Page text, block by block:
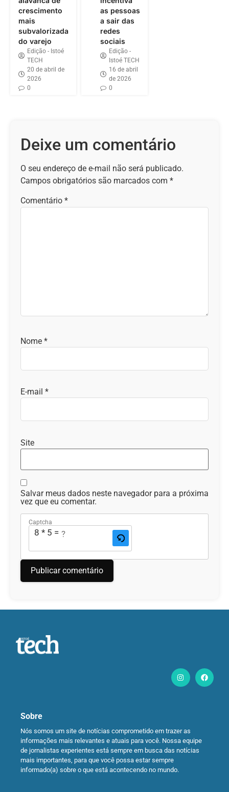
crescimento
mais
subvalorizada
do varejo
Edição - Istoé
TECH
20 de abril de
2026
0
as pessoas
a sair das
redes
sociais
Edição -
Istoé TECH
16 de abril
de 2026
0
Deixe um comentário
O seu endereço de e-mail não será publicado.
Campos obrigatórios são marcados com *
Comentário *
Nome *
E-mail *
Site
Salvar meus dados neste navegador para a próxima
vez que eu comentar.
Captcha
8 * 5 = ?
Sobre
Nós somos um site de notícias comprometido em trazer as
informações mais relevantes e atuais para você. Nossa equipe
de jornalistas experientes está sempre em busca das notícias
mais importantes, para que você possa estar sempre
informado(a) sobre o que está acontecendo no mundo.